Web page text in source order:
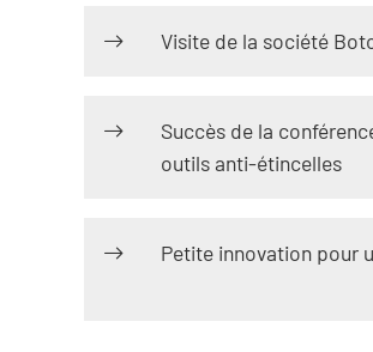
Visite de la société
Succès de la
outils anti-étincelles
Petite innovation pour